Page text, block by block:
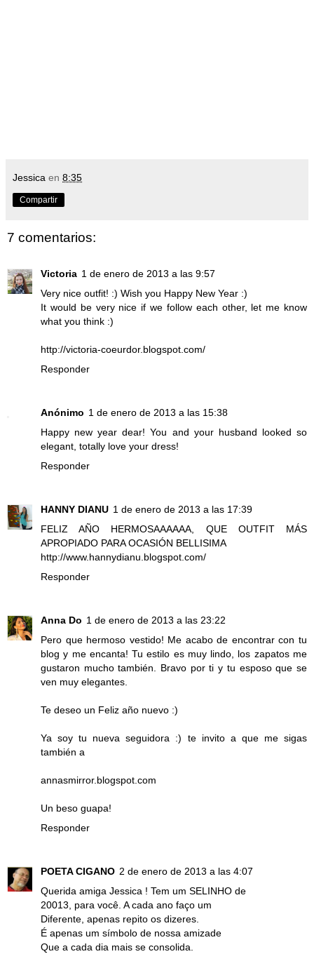
Jessica en 8:35
Compartir
7 comentarios:
Victoria 1 de enero de 2013 a las 9:57
Very nice outfit! :) Wish you Happy New Year :)
It would be very nice if we follow each other, let me know
what you think :)
http://victoria-coeurdor.blogspot.com/
Responder
Anónimo 1 de enero de 2013 a las 15:38
Happy new year dear! You and your husband looked so
elegant, totally love your dress!
Responder
HANNY DIANU 1 de enero de 2013 a las 17:39
FELIZ AÑO HERMOSAAAAAA, QUE OUTFIT MÁS
APROPIADO PARA OCASIÓN BELLISIMA
http://www.hannydianu.blogspot.com/
Responder
Anna Do 1 de enero de 2013 a las 23:22
Pero que hermoso vestido! Me acabo de encontrar con tu
blog y me encanta! Tu estilo es muy lindo, los zapatos me
gustaron mucho también. Bravo por ti y tu esposo que se
ven muy elegantes.
Te deseo un Feliz año nuevo :)
Ya soy tu nueva seguidora :) te invito a que me sigas
también a
annasmirror.blogspot.com
Un beso guapa!
Responder
POETA CIGANO 2 de enero de 2013 a las 4:07
Querida amiga Jessica ! Tem um SELINHO de
20013, para você. A cada ano faço um
Diferente, apenas repito os dizeres.
É apenas um símbolo de nossa amizade
Que a cada dia mais se consolida.